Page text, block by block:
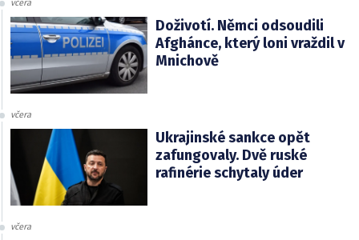
včera
Doživotí. Němci odsoudili
Afghánce, který loni vraždil v
Mnichově
včera
Ukrajinské sankce opět
zafungovaly. Dvě ruské
rafinérie schytaly úder
včera